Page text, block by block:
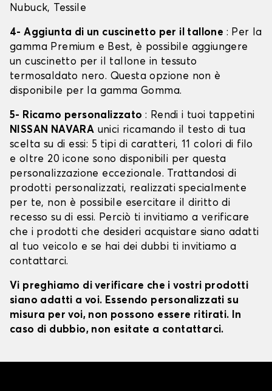
Nubuck, Tessile
4- Aggiunta di un cuscinetto per il tallone : Per la
gamma Premium e Best, è possibile aggiungere
un cuscinetto per il tallone in tessuto
termosaldato nero. Questa opzione non è
disponibile per la gamma Gomma.
5- Ricamo personalizzato : Rendi i tuoi tappetini
NISSAN NAVARA unici ricamando il testo di tua
scelta su di essi: 5 tipi di caratteri, 11 colori di filo
e oltre 20 icone sono disponibili per questa
personalizzazione eccezionale. Trattandosi di
prodotti personalizzati, realizzati specialmente
per te, non è possibile esercitare il diritto di
recesso su di essi. Perciò ti invitiamo a verificare
che i prodotti che desideri acquistare siano adatti
al tuo veicolo e se hai dei dubbi ti invitiamo a
contattarci.
Vi preghiamo di verificare che i vostri prodotti
siano adatti a voi. Essendo personalizzati su
misura per voi, non possono essere ritirati. In
caso di dubbio, non esitate a contattarci.